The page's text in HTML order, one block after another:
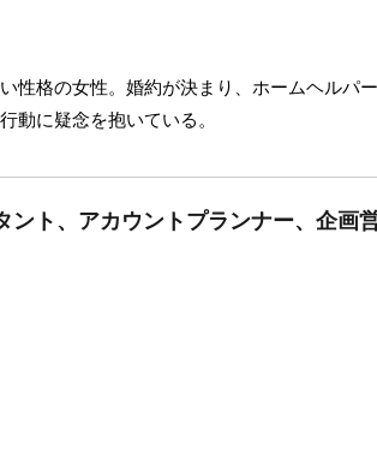
性格の女性。婚約が決まり、ホームヘルパ
動に疑念を抱いている。
ト、アカウントプランナー、企画